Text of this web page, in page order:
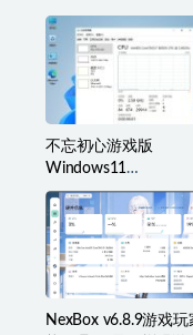
不忘初心游戏版
Windows11
v25H2(26200.8973)
[精简系统美化版]
NexBox v6.8.9游戏玩